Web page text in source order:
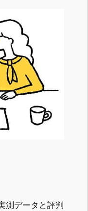
測データと評判